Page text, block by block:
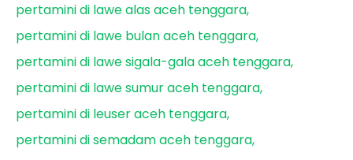
pertamini di lawe alas aceh tenggara
pertamini di lawe bulan aceh tenggara
pertamini di lawe sigala-gala aceh tenggara
pertamini di lawe sumur aceh tenggara
pertamini di leuser aceh tenggara
pertamini di semadam aceh tenggara